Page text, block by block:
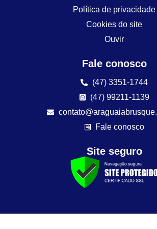
Política de privacidade
Cookies do site
Ouvir
Fale conosco
(47) 3351-1744
(47) 99211-1139
Fale conosco
Site seguro